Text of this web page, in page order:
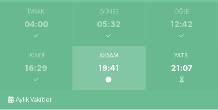
İMSAK
04:00
GÜNEŞ
05:32
ÖĞLE
12:42
İKINDI
16:29
AKŞAM
19:41
YATSI
21:07
Aylık Vakitler